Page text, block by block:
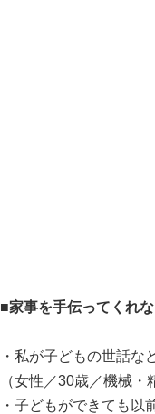
■家事を手伝ってくれな
・私が子どもの世話
（女性／30歳／機械・
・子どもができても